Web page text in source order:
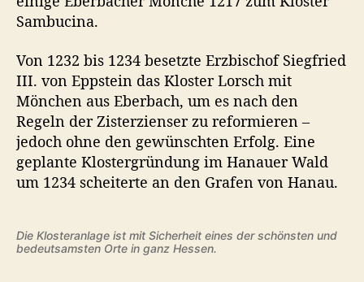
Sambucina.
Von 1232 bis 1234 besetzte Erzbischof Siegfried
III. von Eppstein das Kloster Lorsch mit
Mönchen aus Eberbach, um es nach den
Regeln der Zisterzienser zu reformieren –
jedoch ohne den gewünschten Erfolg. Eine
geplante Klostergründung im Hanauer Wald
um 1234 scheiterte an den Grafen von Hanau.
Die Klosteranlage ist mit Sicherheit eines der schönsten und
bedeutsamsten Orte in ganz Hessen.